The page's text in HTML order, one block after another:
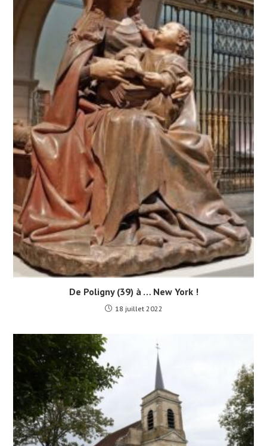
De Poligny (39) à … New York !
18 juillet 2022